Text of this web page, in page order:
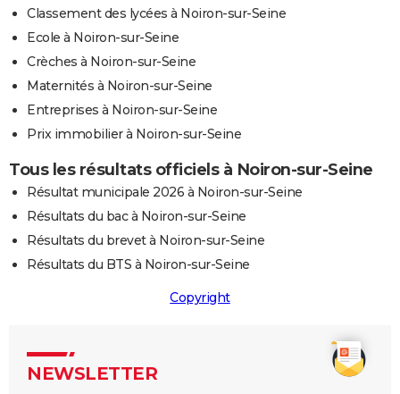
Classement des lycées à Noiron-sur-Seine
Ecole à Noiron-sur-Seine
Crèches à Noiron-sur-Seine
Maternités à Noiron-sur-Seine
Entreprises à Noiron-sur-Seine
Prix immobilier à Noiron-sur-Seine
Tous les résultats officiels à Noiron-sur-Seine
Résultat municipale 2026 à Noiron-sur-Seine
Résultats du bac à Noiron-sur-Seine
Résultats du brevet à Noiron-sur-Seine
Résultats du BTS à Noiron-sur-Seine
Copyright
NEWSLETTER